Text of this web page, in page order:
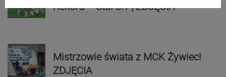
Rekord – Stal 3:1 | ZDJĘCIA
Mistrzowie świata z MCK Żywiec!
ZDJĘCIA